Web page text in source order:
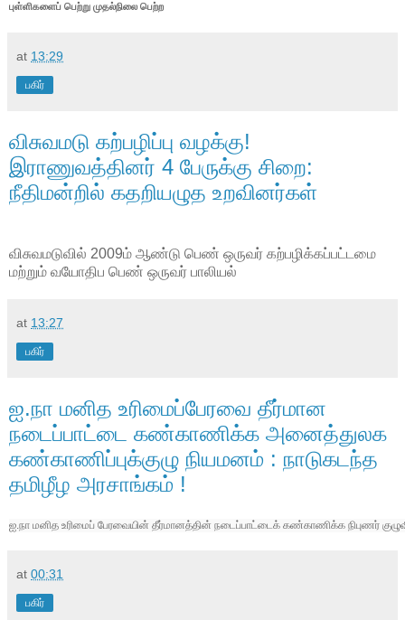
புள்ளிகளைப் பெற்று முதல்நிலை பெற்ற
at 13:29
பகிர்
விசுவமடு கற்பழிப்பு வழக்கு!
இராணுவத்தினர் 4 பேருக்கு சிறை:
நீதிமன்றில் கதறியழுத உறவினர்கள்
விசுவமடுவில் 2009ம் ஆண்டு பெண் ஒருவர் கற்பழிக்கப்பட்டமை
மற்றும் வயோதிப பெண் ஒருவர் பாலியல்
at 13:27
பகிர்
ஐ.நா மனித உரிமைப்பேரவை தீர்மான
நடைப்பாட்டை கண்காணிக்க அனைத்துலக
கண்காணிப்புக்குழு நியமனம் : நாடுகடந்த
தமிழீழ அரசாங்கம் !
ஐ.நா மனித உரிமைப் பேரவையின் தீர்மானத்தின் நடைப்பாட்டைக் கண்காணிக்க நிபுணர்
at 00:31
பகிர்